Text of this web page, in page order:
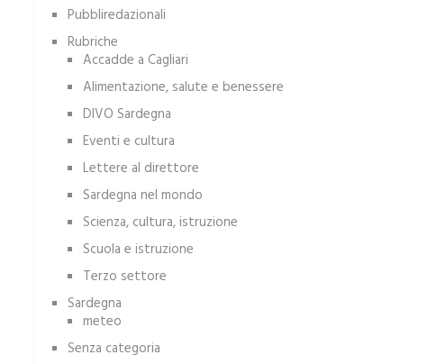
Pubbliredazionali
Rubriche
Accadde a Cagliari
Alimentazione, salute e benessere
DIVO Sardegna
Eventi e cultura
Lettere al direttore
Sardegna nel mondo
Scienza, cultura, istruzione
Scuola e istruzione
Terzo settore
Sardegna
meteo
Senza categoria